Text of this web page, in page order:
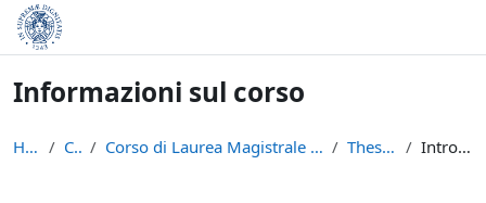
Vai al contenuto principale
Informazioni sul corso
Home Corsi Corso di Laurea Magistrale in Informatica (LM-18) ThesisTopics Introduzione